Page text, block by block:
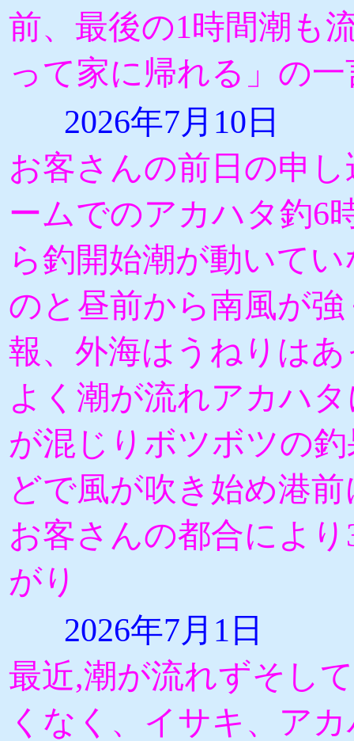
前、最後の1時間潮も
って家に帰れる」の一
2026年7月10日
お客さんの前日の申
ームでのアカハタ釣6
ら釣開始潮が動いて
のと昼前から南風が
報、外海はうねりは
よく潮が流れアカハ
が混じりボツボツの
どで風が吹き始め港
お客さんの都合により
がり
2026年7月1日
最近,潮が流れずそし
くなく、イサキ、ア